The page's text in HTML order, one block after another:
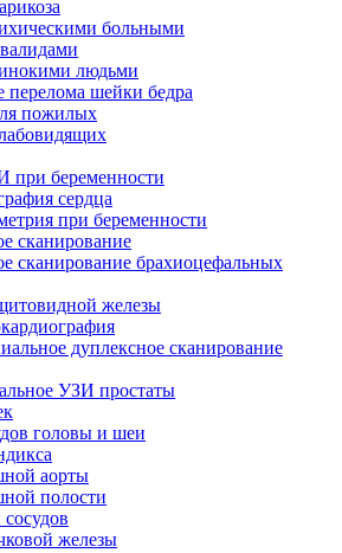
больными
людьми
перелома шейки бедра
пожилых
при беременности
сердца
при беременности
сканирование
сканирование брахиоцефальных
железы
дуплексное сканирование
УЗИ простаты
головы и шеи
аорты
полости
железы